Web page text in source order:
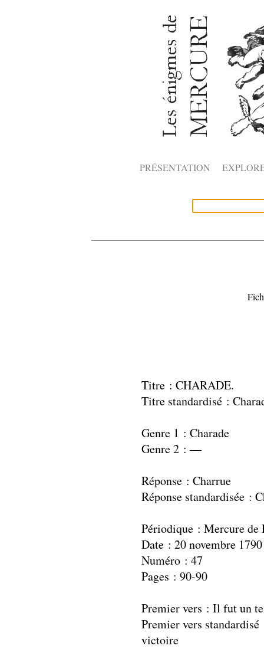
PRÉSENTATION
Titre : CHARADE.
Titre standardisé :
Genre 1 : Charade
Genre 2 : —
Réponse : Charrue
Réponse standardisée :
Périodique : Mercure de
Date : 20 novembre 1790
Numéro : 47
Pages : 90-90
Premier vers : Il fut un
Premier vers
victoire